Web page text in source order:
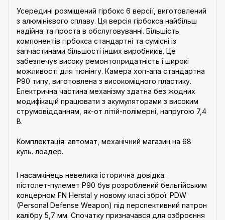
Усередині розміщений гірбокс 6 версії, виготовлений
з алюмінієвого сплаву. Ця версія гірбокса найбільш
надійна та проста в обслуговуванні. Більшість
компонентів гірбокса стандартні та сумісні із
запчастинами більшості інших виробників. Це
забезпечує високу ремонтопридатність і широкі
можливості для тюнінгу. Камера хоп-апа стандартна
Р90 типу, виготовлена з високоміцного пластику.
Електрична частина механізму здатна без жодних
модифікацій працювати з акумуляторами з високим
струмовідданням, як-от літій-полімерні, напругою 7,4
В.
Комплектація: автомат, механічний магазин на 68
куль. лоадер.
І насамкінець невелика історична довідка:
пістолет-пулемет Р90 був розроблений бельгійським
концерном FN Herstal у новому класі зброї: PDW
(Personal Defense Weapon) під перспективний патрон
калібру 5,7 мм. Спочатку призначався для озброєння